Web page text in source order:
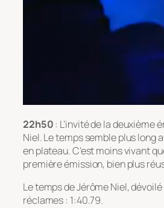
22h50: L’invité de la deuxième
Niel. Le temps semble plus long
en plateau. C’est moins vivant
première émission, bien plus
Le temps de Jérôme Niel,
réclames : 1:40.79.